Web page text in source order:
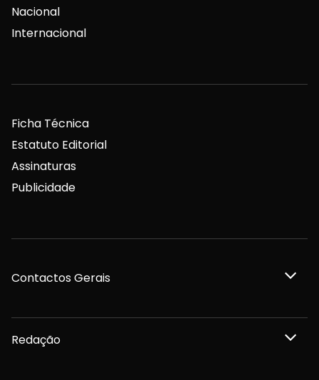
Nacional
Internacional
Ficha Técnica
Estatuto Editorial
Assinaturas
Publicidade
Contactos Gerais
Redação